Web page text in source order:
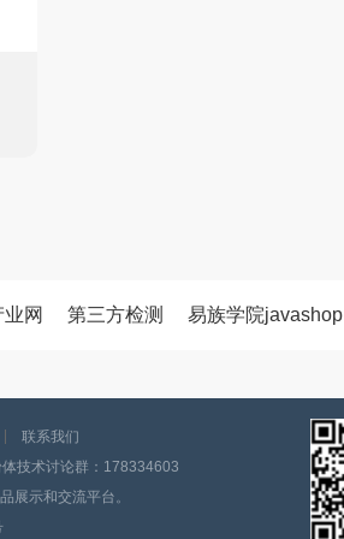
网 第三方检测 易族学院javashop
联系我们
技术讨论群：178334603
展示和交流平台。